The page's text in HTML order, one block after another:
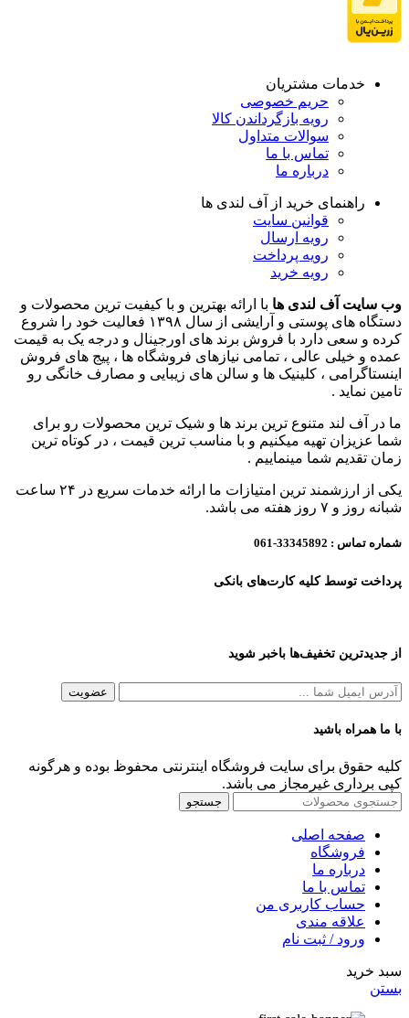
خدمات مشتریان
حریم خصوصی
رویه بازگرداندن کالا
سوالات متداول
تماس با ما
درباره ما
راهنمای خرید از آف لندی ها
قوانین سایت
رویه ارسال
رویه پرداخت
رویه خرید
وب سایت آف لندی ها با ارائه بهترین و با کیفیت ترین محصولات و
دستگاه های پوستی و آرایشی از سال ۱۳۹۸ فعالیت خود را شروع
کرده و سعی دارد با فروش برند های اورجینال و درجه یک به قیمت
عمده و خیلی عالی ، تمامی نیازهای فروشگاه ها ، پیج های فروش
اینستاگرامی ، کلینیک ها و سالن های زیبایی و مصارف خانگی رو
تامین نماید .
ما در آف لند متنوع ترین برند ها و شیک ترین محصولات رو برای
شما عزیزان تهیه میکنیم و با مناسب ترین قیمت ، در کوتاه ترین
زمان تقدیم شما مینماییم .
یکی از ارزشمند ترین امتیازات ما ارائه خدمات سریع در ۲۴ ساعت
شبانه روز و ۷ روز هفته می باشد.
شماره تماس : 33345892-061
پرداخت توسط کلیه کارت‌های بانکی
از جدیدترین تخفیف‌ها باخبر شوید
با ما همراه باشید
کلیه حقوق برای سایت فروشگاه اینترنتی محفوظ بوده و هرگونه
کپی برداری غیرمجاز می باشد.
جستجو
صفحه اصلی
فروشگاه
درباره ما
تماس با ما
حساب کاربری من
علاقه مندی
ورود / ثبت نام
سبد خرید
بستن